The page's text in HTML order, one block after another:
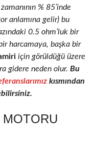
% 85’inde
anlamına gelir) bu
0.5 ohm’luk bir
harcamaya, başka bir
için görüldüğü üzere
gidere neden olur. Bu
kısmından